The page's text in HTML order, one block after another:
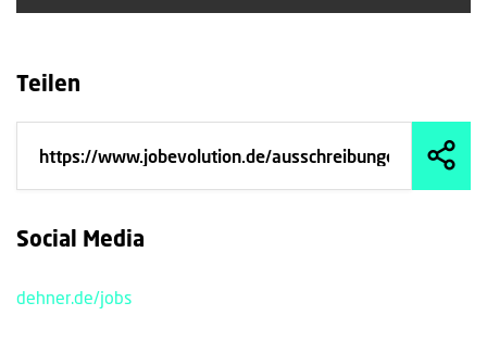
Teilen
Social Media
dehner.de/jobs